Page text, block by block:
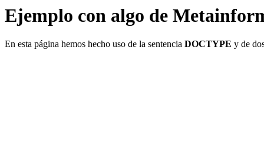
Ejemplo con algo de
En esta página hemos hecho uso de la sentencia DOCTYPE y de